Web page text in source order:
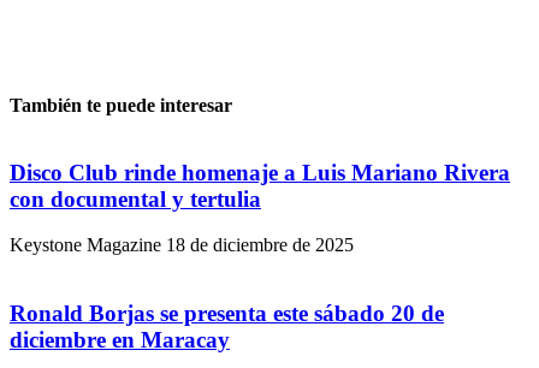
También te puede interesar
Disco Club rinde homenaje a Luis Mariano Rivera
con documental y tertulia
Keystone Magazine 18 de diciembre de 2025
Ronald Borjas se presenta este sábado 20 de
diciembre en Maracay